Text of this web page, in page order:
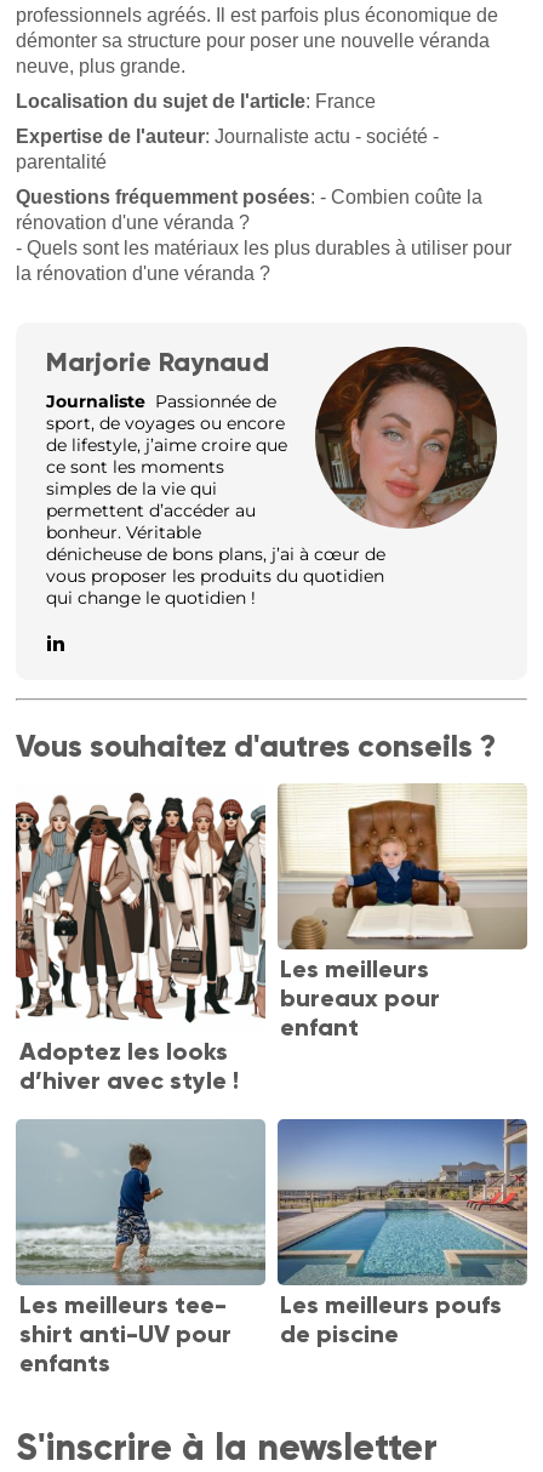
professionnels agréés. Il est parfois plus économique de
démonter sa structure pour poser une nouvelle véranda
neuve, plus grande.
Localisation du sujet de l'article: France
Expertise de l'auteur: Journaliste actu - société -
parentalité
Questions fréquemment posées: - Combien coûte la
rénovation d'une véranda ?
- Quels sont les matériaux les plus durables à utiliser pour
la rénovation d'une véranda ?
Marjorie Raynaud
Journaliste Passionnée de
sport, de voyages ou encore
de lifestyle, j’aime croire que
ce sont les moments
simples de la vie qui
permettent d’accéder au
bonheur. Véritable
dénicheuse de bons plans, j’ai à cœur de
vous proposer les produits du quotidien
qui change le quotidien !
Vous souhaitez d'autres conseils ?
Adoptez les looks
d’hiver avec style !
Les meilleurs
bureaux pour
enfant
Les meilleurs tee-
shirt anti-UV pour
enfants
Les meilleurs poufs
de piscine
S'inscrire à la newsletter